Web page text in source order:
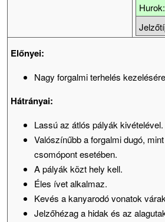
Hurok:
Előnyei:
Nagy forgalmi terhelés
Hátrányai:
Lassú az átlós pályák kivételével.
Valószínűbb a forgalmi dugó,
csomópont esetében.
A pályák közt hely kell.
Éles ívet alkalmaz.
Kevés a kanyarodó vonatok
Jelzőhézag a hidak és az